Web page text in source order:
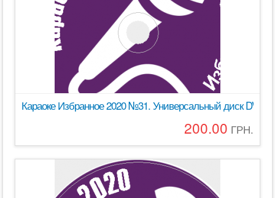
Караоке Избранное 2020 №31. Универсальный диск DVD
200.00 ГРН.